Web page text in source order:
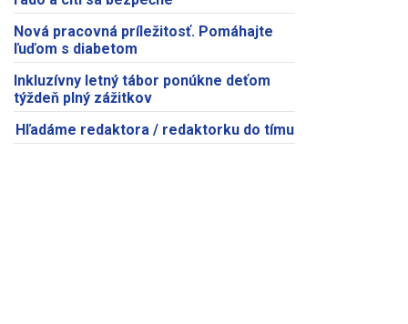
Nová pracovná príležitosť. Pomáhajte
ľuďom s diabetom
Inkluzívny letný tábor ponúkne deťom
týždeň plný zážitkov
Hľadáme redaktora / redaktorku do tímu